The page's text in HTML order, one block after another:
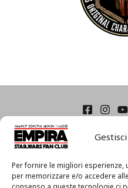
Per fornire le migliori esperienze,
per memorizzare e/o accedere